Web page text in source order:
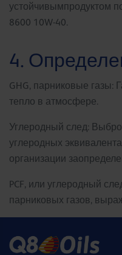
устойчивымпродуктом
8600 10W-40.
4.
GHG, парниковые газы:
тепло в атмосфере.
Углеродный след:
углеродных
организации
PCF, или углеродный
парниковых газов,